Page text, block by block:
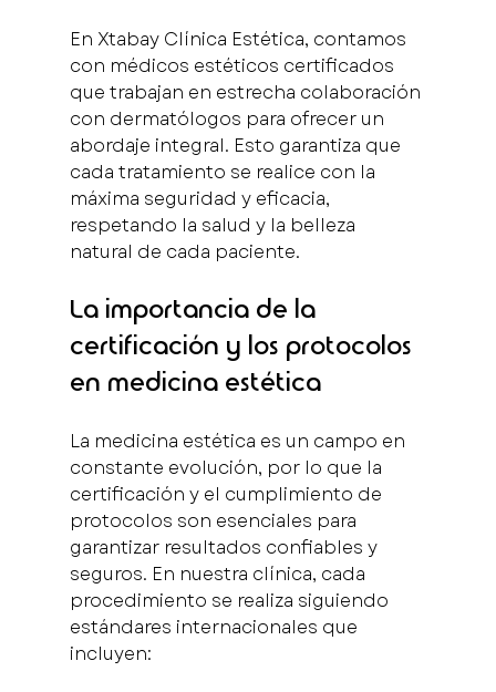
En Xtabay Clínica Estética, contamos
con médicos estéticos certificados
que trabajan en estrecha colaboración
con dermatólogos para ofrecer un
abordaje integral. Esto garantiza que
cada tratamiento se realice con la
máxima seguridad y eficacia,
respetando la salud y la belleza
natural de cada paciente.
La importancia de la
certificación y los protocolos
en medicina estética
La medicina estética es un campo en
constante evolución, por lo que la
certificación y el cumplimiento de
protocolos son esenciales para
garantizar resultados confiables y
seguros. En nuestra clínica, cada
procedimiento se realiza siguiendo
estándares internacionales que
incluyen: